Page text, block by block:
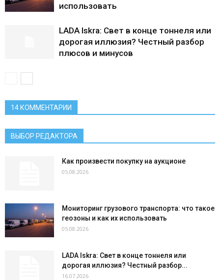
использовать
LADA Iskra: Свет в конце тоннеля или
дорогая иллюзия? Честный разбор
плюсов и минусов
14 КОММЕНТАРИИ
ВЫБОР РЕДАКТОРА
Как произвести покупку на аукционе
05.08.2026
Мониторинг грузового транспорта: что такое
геозоны и как их использовать
05.08.2026
LADA Iskra: Свет в конце тоннеля или
дорогая иллюзия? Честный разбор...
16.07.2026